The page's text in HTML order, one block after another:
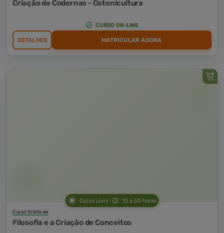
Criação de Codornas - Cotonicultura
CURSO ON-LINE
DETALHES MATRICULAR AGORA
Curso Livre 10 a 60 horas
Curso Grátis de
Filosofia e a Criação de Conceitos